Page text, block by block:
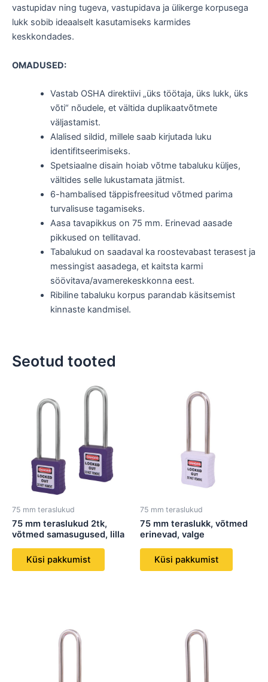
vastupidav ning tugeva, vastupidava ja ülikerge korpusega
lukk sobib ideaalselt kasutamiseks karmides
keskkondades.
OMADUSED:
Vastab OSHA direktiivi „üks töötaja, üks lukk, üks
võti“ nõudele, et vältida duplikaatvõtmete
väljastamist.
Alalised sildid, millele saab kirjutada luku
identifitseerimiseks.
Spetsiaalne disain hoiab võtme tabaluku küljes,
vältides selle lukustamata jätmist.
6-hambalised täppisfreesitud võtmed parima
turvalisuse tagamiseks.
Aasa tavapikkus on 75 mm. Erinevad aasade
pikkused on tellitavad.
Tabalukud on saadaval ka roostevabast terasest ja
messingist aasadega, et kaitsta karmi
söövitava/avamerekeskkonna eest.
Ribiline tabaluku korpus parandab käsitsemist
kinnaste kandmisel.
Seotud tooted
75 mm teraslukud
75 mm teraslukud 2tk,
võtmed samasugused, lilla
Küsi pakkumist
75 mm teraslukud
75 mm teraslukk, võtmed
erinevad, valge
Küsi pakkumist